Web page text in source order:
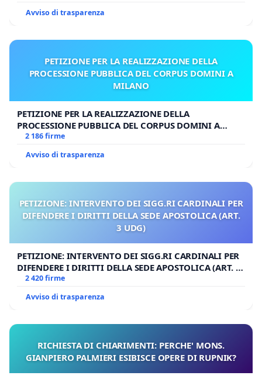
Avviso di trasparenza
PETIZIONE PER LA REALIZZAZIONE DELLA
PROCESSIONE PUBBLICA DEL CORPUS DOMINI A
MILANO
PETIZIONE PER LA REALIZZAZIONE DELLA
PROCESSIONE PUBBLICA DEL CORPUS DOMINI A
MILANO
2 186 firme
Avviso di trasparenza
PETIZIONE: INTERVENTO DEI SIGG.RI CARDINALI PER
DIFENDERE I DIRITTI DELLA SEDE APOSTOLICA (ART.
3 UDG)
PETIZIONE: INTERVENTO DEI SIGG.RI CARDINALI PER
DIFENDERE I DIRITTI DELLA SEDE APOSTOLICA (ART. 3
UDG)
2 420 firme
Avviso di trasparenza
RICHIESTA DI CHIARIMENTI: PERCHE' MONS.
GIANPIERO PALMIERI ESIBISCE OPERE DI RUPNIK?